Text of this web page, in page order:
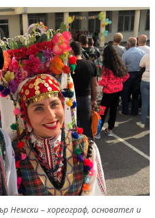
Немски – хореограф, основател и